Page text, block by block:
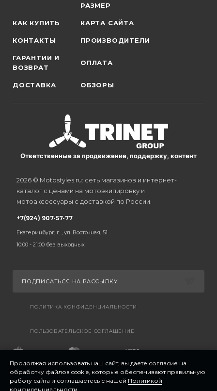
РАЗМЕР
КАК КУПИТЬ КАРТА САЙТА
КОНТАКТЫ ПРОИЗВОДИТЕЛИ
ГАРАНТИИ И
ВОЗВРАТ
ОПЛАТА
ДОСТАВКА ОБЗОРЫ
Ответственные за продвижение, поддержку, контент
2026 © Motostyles.ru: сеть магазинов и интернет-
каталог с ценами на мотоэкипировку и
мотоаксессуары с доставкой по России.
+7(924) 907-57-77
Екатеринбург, г. , ул. Восточная, 51
10:00 - 21:00 без выходных
ПОДПИСАТЬСЯ НА РАССЫЛКУ
ПОЛИТИКА КОНФИДЕНЦИАЛЬНОСТИ
ПОЛЬЗОВАТЕЛЬСКОЕ СОГЛАШЕНИЕ
Продолжая использовать наш сайт, вы даете согласие на
обработку файлов cookie, которые обеспечивают правильную
работу сайта и соглашаетесь с нашей Политикой
конфиденциальности